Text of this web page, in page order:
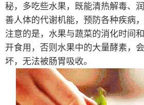
秘，多吃些水果，既能清热解毒、
善人体的代谢机能，预防各种疾病
注意的是，水果与蔬菜的消化时间
开食用，否则水果中的大量酵素，
坏，无法被肠胃吸收。